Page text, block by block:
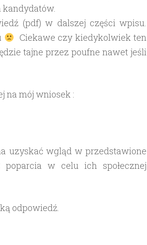
(pdf) w dalszej części wpisu.
Ciekawe czy kiedykolwiek ten
tajne przez poufne nawet jeśli
na mój wniosek :
uzyskać wgląd w przedstawione
w celu ich społecznej
odpowiedź.